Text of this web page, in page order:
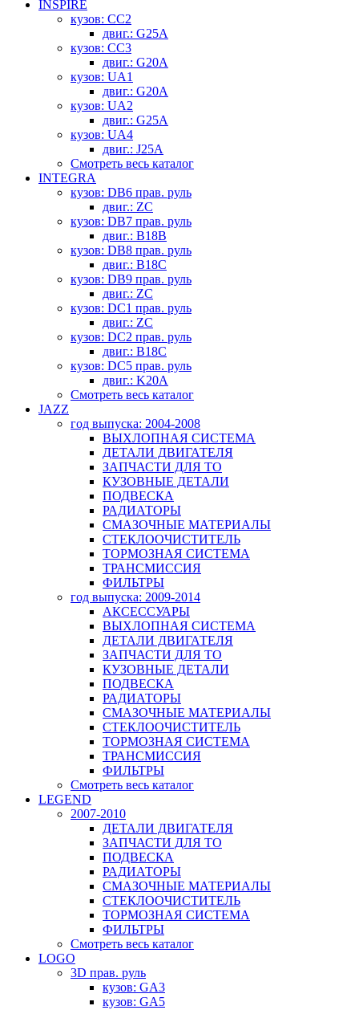
INSPIRE
кузов: CC2
двиг.: G25A
кузов: CC3
двиг.: G20A
кузов: UA1
двиг.: G20A
кузов: UA2
двиг.: G25A
кузов: UA4
двиг.: J25A
Смотреть весь каталог
INTEGRA
кузов: DB6 прав. руль
двиг.: ZC
кузов: DB7 прав. руль
двиг.: B18B
кузов: DB8 прав. руль
двиг.: B18C
кузов: DB9 прав. руль
двиг.: ZC
кузов: DC1 прав. руль
двиг.: ZC
кузов: DC2 прав. руль
двиг.: B18C
кузов: DC5 прав. руль
двиг.: K20A
Смотреть весь каталог
JAZZ
год выпуска: 2004-2008
ВЫХЛОПНАЯ СИСТЕМА
ДЕТАЛИ ДВИГАТЕЛЯ
ЗАПЧАСТИ ДЛЯ ТО
КУЗОВНЫЕ ДЕТАЛИ
ПОДВЕСКА
РАДИАТОРЫ
СМАЗОЧНЫЕ МАТЕРИАЛЫ
СТЕКЛООЧИСТИТЕЛЬ
ТОРМОЗНАЯ СИСТЕМА
ТРАНСМИССИЯ
ФИЛЬТРЫ
год выпуска: 2009-2014
АКСЕССУАРЫ
ВЫХЛОПНАЯ СИСТЕМА
ДЕТАЛИ ДВИГАТЕЛЯ
ЗАПЧАСТИ ДЛЯ ТО
КУЗОВНЫЕ ДЕТАЛИ
ПОДВЕСКА
РАДИАТОРЫ
СМАЗОЧНЫЕ МАТЕРИАЛЫ
СТЕКЛООЧИСТИТЕЛЬ
ТОРМОЗНАЯ СИСТЕМА
ТРАНСМИССИЯ
ФИЛЬТРЫ
Смотреть весь каталог
LEGEND
2007-2010
ДЕТАЛИ ДВИГАТЕЛЯ
ЗАПЧАСТИ ДЛЯ ТО
ПОДВЕСКА
РАДИАТОРЫ
СМАЗОЧНЫЕ МАТЕРИАЛЫ
СТЕКЛООЧИСТИТЕЛЬ
ТОРМОЗНАЯ СИСТЕМА
ФИЛЬТРЫ
Смотреть весь каталог
LOGO
3D прав. руль
кузов: GA3
кузов: GA5